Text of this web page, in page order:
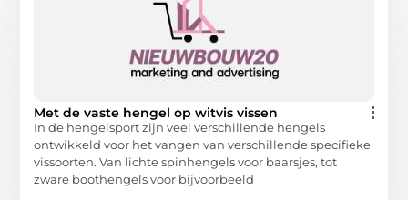
Met de vaste hengel op witvis vissen
In de hengelsport zijn veel verschillende hengels
ontwikkeld voor het vangen van verschillende specifieke
vissoorten. Van lichte spinhengels voor baarsjes, tot
zware boothengels voor bijvoorbeeld